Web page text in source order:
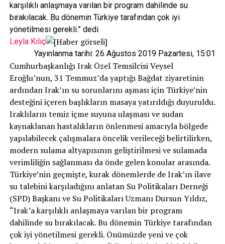
karşılıklı anlaşmaya varılan bir program dahilinde su
bırakılacak. Bu dönemin Türkiye tarafından çok iyi
yönetilmesi gerekli.” dedi.
Leyla Kılıç
Yayınlanma tarihi: 26 Ağustos 2019 Pazartesi, 15:01
Cumhurbaşkanlığı Irak Özel Temsilcisi Veysel
Eroğlu’nun, 31 Temmuz’da yaptığı Bağdat ziyaretinin
ardından Irak’ın su sorunlarını aşması için Türkiye’nin
desteğini içeren başlıkların masaya yatırıldığı duyuruldu.
Iraklıların temiz içme suyuna ulaşması ve sudan
kaynaklanan hastalıkların önlenmesi amacıyla bölgede
yapılabilecek çalışmalara öncelik verileceği belirtilirken,
modern sulama altyapısının geliştirilmesi ve sulamada
verimliliğin sağlanması da önde gelen konular arasında.
Türkiye’nin geçmişte, kurak dönemlerde de Irak’ın ilave
su talebini karşıladığını anlatan Su Politikaları Derneği
(SPD) Başkanı ve Su Politikaları Uzmanı Dursun Yıldız,
“Irak’a karşılıklı anlaşmaya varılan bir program
dahilinde su bırakılacak. Bu dönemin Türkiye tarafından
çok iyi yönetilmesi gerekli. Önümüzde yeni ve çok